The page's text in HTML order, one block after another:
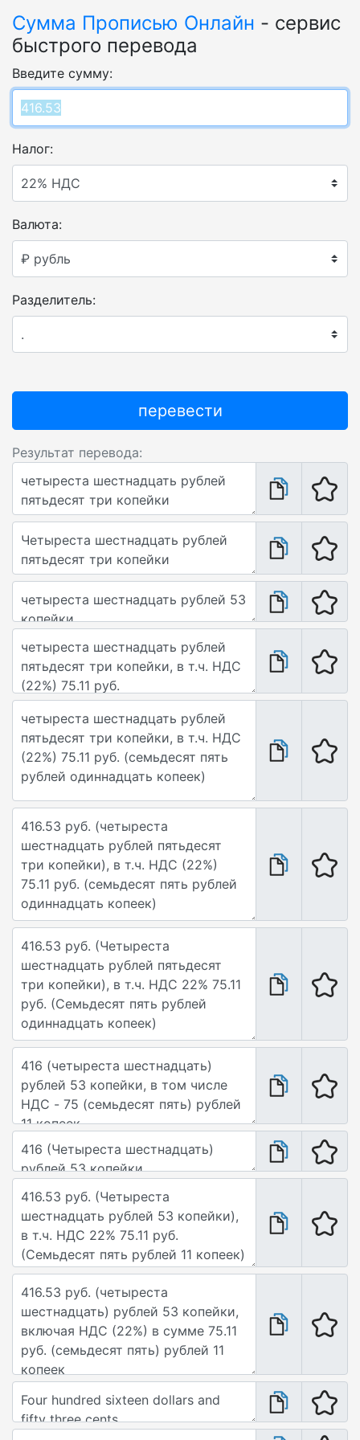
Сумма Прописью Онлайн - сервис
быстрого перевода
Введите сумму:
Налог:
Валюта:
Разделитель:
перевести
Результат перевода: